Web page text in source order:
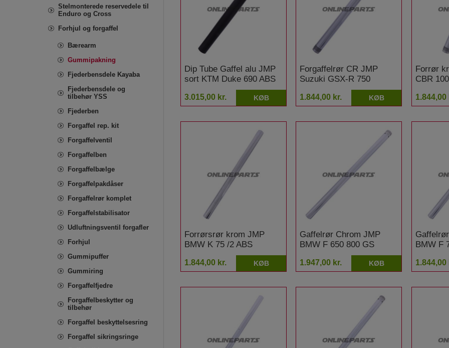
Dip Tube Gaffel alu JMP
sort KTM Duke 690 ABS
3.015,00 kr. KØB
Forgaffelrør CR JMP
Suzuki GSX-R 750
1.844,00 kr. KØB
Forrør
CBR
1.844,00
Forrørsrør krom JMP
BMW K 75 /2 ABS
1.844,00 kr. KØB
Gaffelrør Chrom JMP
BMW F 650 800 GS
1.947,00 kr. KØB
BMW F
1.844,00
Stelmonterede reservedele til
Enduro og Cross
Forhjul og forgaffel
Bærearm
Gummipakning
Fjederbensdele Kayaba
Fjederbensdele og
tilbehør YSS
Fjederben
Forgaffel rep. kit
Forgaffelventil
Forgaffelben
Forgaffelbælge
Forgaffelpakdåser
Forgaffelrør komplet
Forgaffelstabilisator
Udluftningsventil forgafler
Forhjul
Gummipuffer
Gummiring
Forgaffelfjedre
Forgaffelbeskytter og
tilbehør
Forgaffel beskyttelsesring
Forgaffel sikringsringe